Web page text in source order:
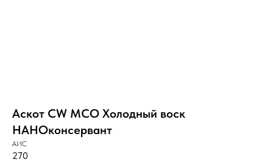
Аскот CW МСО Холодный воск
НАНОконсервант
АИС
270